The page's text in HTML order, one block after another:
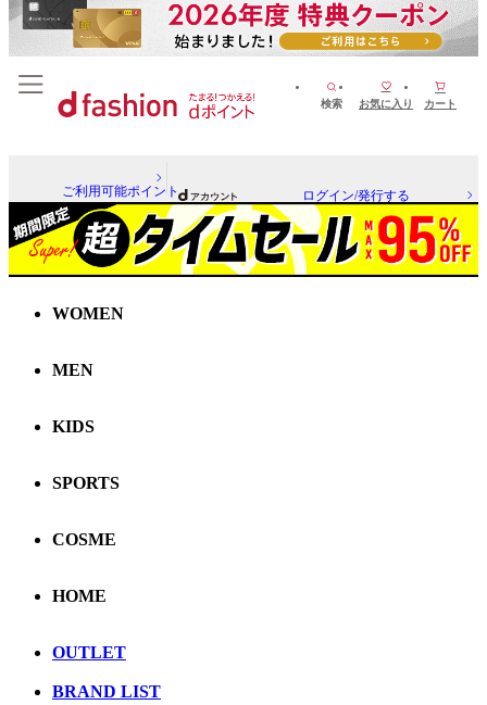
検索 お気に入り カート
ご利用可能ポイント ログイン/発行する
WOMEN
MEN
KIDS
SPORTS
COSME
HOME
OUTLET
BRAND LIST